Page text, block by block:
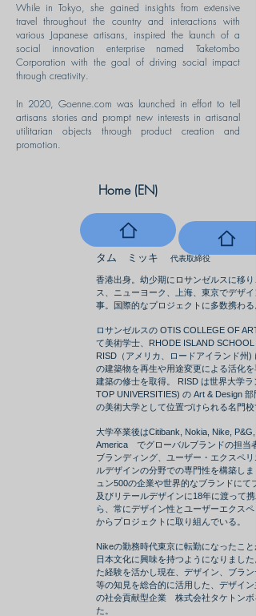
While in Tokyo, she gained insights from extensive
travel throughout the country and interactions with
various Japanese artisans, inspired the launch of a
social innovation enterprise named Taketombo
Corporation with the goal of driving social impact
through creativity.
In 2020, Goenne.com was launched in effort to tell
artisans stories and prompt new interests in artisanal
utilitarian objects through product creation and
promotion.
Home (EN)
ホーム
タム ミッキ 代表取締役
香港出身。幼少期にロサンゼルスに移り
ス、ニューヨーク、上海、東京でデザイ
事。国際的なプロジェクトに多数携わる
ロサンゼルスの OTIS COLLEGE OF
て美術学士、RHODE ISLAND SCHOOL
RISD（アメリカ、ロードアイランド州)
の建築物を再生や用途変更による活化を
建築の修士を取得。 RISD は世界大学ラ
TOP UNIVERSITIES) の Art & Design 部
の美術大学として位置づけられる名門校
大学卒業後はCitibank, Nokia, Nike, P&G,
America でグローバルブランドの担当
ブランディング、ユーザー・エクスペリ
ルデザインの分野での専門性を構築しま
ュン500の企業や世界的なブランドにて
及びリテールデザインに18年に渡って携
ら、常にデザイン性とユーザーエクスペ
からプロジェクトに取り組んでいる。
Nikeの勤務時代東京に転勤になったこと
日本文化に興味を持つようになりました
た経験を活かし現在、デザイン、ブラン
等の知見を総合的に活用した、デザイン
の社会貢献型企業 株式会社タケトンボ
た。